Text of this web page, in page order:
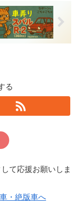
る
て応援お願いしま